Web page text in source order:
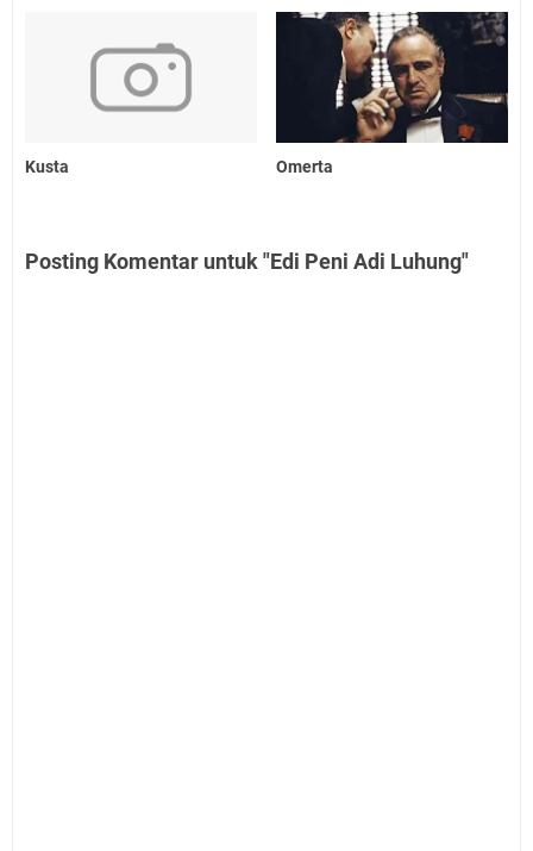
Kusta Omerta
Posting Komentar untuk "Edi Peni Adi Luhung"